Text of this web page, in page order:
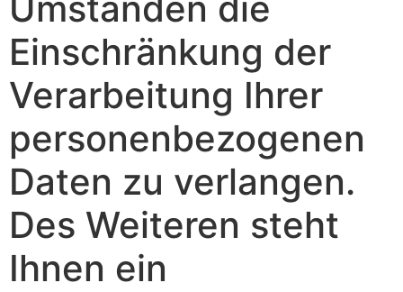
Einschränkung der
Verarbeitung Ihrer
personenbezogenen
Daten zu verlangen.
Des Weiteren steht
Ihnen ein